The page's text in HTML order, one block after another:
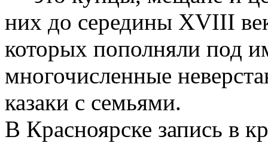
них до середины XVIII
которых пополняли под
многочисленные
казаки с семьями.
В Красноярске запись в